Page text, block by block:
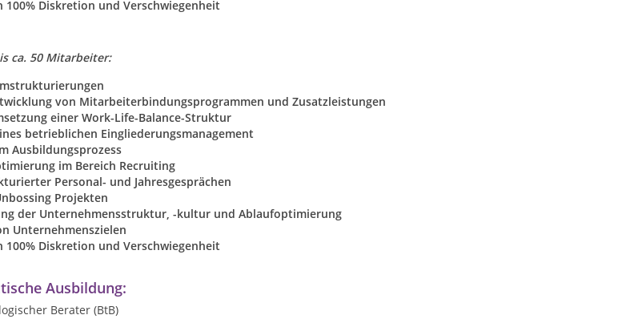
100% Diskretion und Verschwiegenheit
ca. 50 Mitarbeiter:
von Mitarbeiterbindungsprogrammen und Zusatzleistungen
einer Work-Life-Balance-Struktur
betrieblichen Eingliederungsmanagement
Ausbildungsprozess
im Bereich Recruiting
Personal- und Jahresgesprächen
Projekten
der Unternehmensstruktur, -kultur und Ablaufoptimierung
Unternehmenszielen
100% Diskretion und Verschwiegenheit
Ausbildung:
Berater (BtB)